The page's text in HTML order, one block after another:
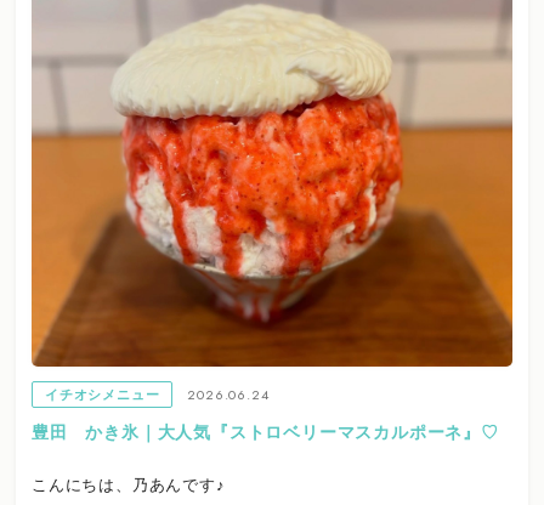
イチオシメニュー
2026.06.24
豊田 かき氷｜大人気『ストロベリーマスカルポーネ』♡
こんにちは、乃あんです♪